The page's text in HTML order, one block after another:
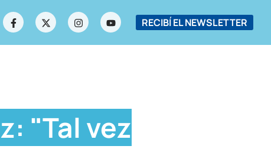
RECIBÍ EL NEWSLETTER
"Tal vez